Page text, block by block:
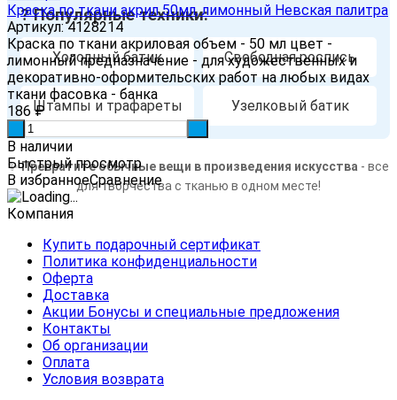
? Популярные техники:
Холодный батик Свободная роспись
Штампы и трафареты Узелковый батик
✨Превратите обычные вещи в произведения искусства - все
для творчества с тканью в одном месте!
Краска по ткани акрил 50мл, лимонный Невская палитра
Артикул: 4128214
Краска по ткани акриловая объем - 50 мл цвет -
лимонный предназначение - для художественных и
декоративно-оформительских работ на любых видах
ткани фасовка - банка
186₽
В наличии
Быстрый просмотр
В избранноеСравнение
Компания
Купить подарочный сертификат
Политика конфиденциальности
Оферта
Доставка
Акции Бонусы и специальные предложения
Контакты
Об организации
Оплата
Условия возврата